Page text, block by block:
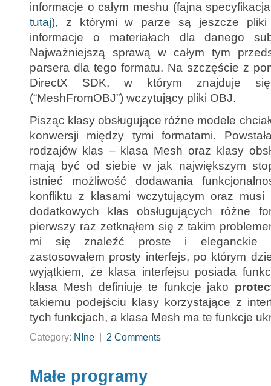
informacje o całym meshu (fajna
tutaj), z którymi w parze są jeszcze pliki
informacje o materiałach dla danego
Najważniejszą sprawą w całym tym
parsera dla tego formatu. Na szczęście z
DirectX SDK, w którym znajduje się
(“MeshFromOBJ”) wczytujący pliki OBJ.
Pisząc klasy obsługujące różne modele
konwersji między tymi formatami.
rodzajów klas – klasa Mesh oraz klasy
mają być od siebie w jak największym
istnieć możliwość dodawania
konfliktu z klasami wczytującym oraz musi
dodatkowych klas obsługujących różne
pierwszy raz zetknąłem się z takim
mi się znaleźć proste i eleganckie
zastosowałem prosty interfejs, po którym
wyjątkiem, że klasa interfejsu posiada
klasa Mesh definiuje te funkcje jako
takiemu podejściu klasy korzystające z
tych funkcjach, a klasa Mesh ma te funkcje
Category: NIne 2 Comments
Małe programy